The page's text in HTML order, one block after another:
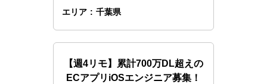
エリア : 千葉県
【週4リモ】累計700万DL超えの
ECアプリiOSエンジニア募集！